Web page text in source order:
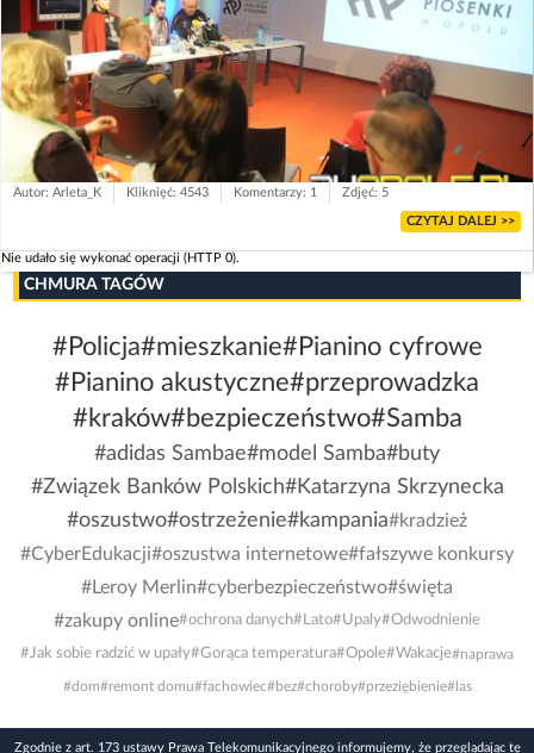
Autor: Arleta_K Kliknięć: 4543 Komentarzy: 1 Zdjęć: 5
CZYTAJ DALEJ >>
Nie udało się wykonać operacji (HTTP 0).
CHMURA TAGÓW
#Policja#mieszkanie#Pianino cyfrowe
#Pianino akustyczne#przeprowadzka
#kraków#bezpieczeństwo#Samba
#adidas Sambae#model Samba#buty
#Związek Banków Polskich#Katarzyna Skrzynecka
#oszustwo#ostrzeżenie#kampania#kradzież
#CyberEdukacji#oszustwa internetowe#fałszywe konkursy
#Leroy Merlin#cyberbezpieczeństwo#święta
#zakupy online#ochrona danych#Lato#Upaly#Odwodnienie
#Jak sobie radzić w upały#Gorąca temperatura#Opole#Wakacje#naprawa
#dom#remont domu#fachowiec#bez#choroby#przeziębienie#las
Zgodnie z art. 173 ustawy Prawa Telekomunikacyjnego informujemy, że przeglądając tę